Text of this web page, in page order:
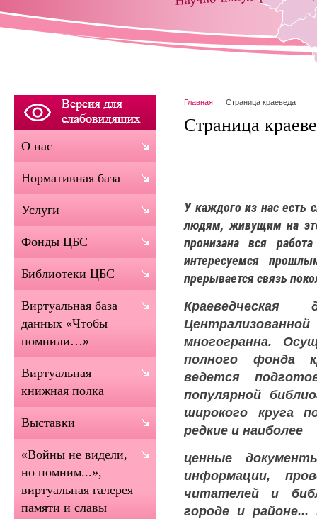
Главная Страница краеведа
Страница
У каждого из нас есть
людям, живущим на
пронизана вся
интересуемся
прерывается связь
Краеведческая
многогранна.
полного фонда
ведется
популярной
широкого круга
редкие и наиболее
ценные
информации,
читателей и
городе и
О нас
Нормативная база
Услуги
Фонды ЦБС
Библиотеки ЦБС
Виртуальная база
данных «Чтобы
помнили…»
Виртуальная
книжная полка
Выставки
«Войны не видели,
но помним...»,
виртуальная галерея
памяти и славы